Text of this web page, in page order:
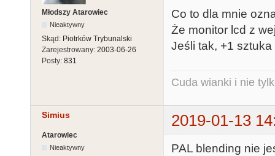
Młodszy Atarowiec
Nieaktywny
Skąd: Piotrków Trybunalski
Zarejestrowany: 2003-06-26
Posty: 831
Co to dla mnie
Że monitor lcd z
Jeśli tak, +1 sztuka
Cuda wianki i nie
Simius 2019-01-13
Atarowiec
Nieaktywny
PAL blending nie